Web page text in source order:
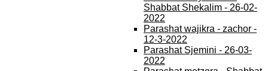
Shabbat Shekalim - 26-02-
2022
Parashat wajikra - zachor -
12-3-2022
Parashat Sjemini - 26-03-
2022